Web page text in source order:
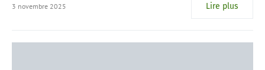
3 novembre 2025 Lire plus